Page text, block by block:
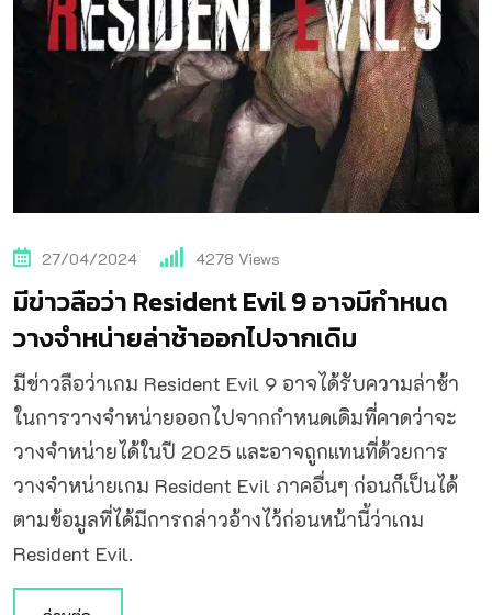
27/04/2024 4278 Views
มีข่าวลือว่า Resident Evil 9 อาจมีกำหนด
วางจำหน่ายล่าช้าออกไปจากเดิม
มีข่าวลือว่าเกม Resident Evil 9 อาจได้รับความล่าช้า
ในการวางจำหน่ายออกไปจากกำหนดเดิมที่คาดว่าจะ
วางจำหน่ายได้ในปี 2025 และอาจถูกแทนที่ด้วยการ
วางจำหน่ายเกม Resident Evil ภาคอื่นๆ ก่อนก็เป็นได้
ตามข้อมูลที่ได้มีการกล่าวอ้างไว้ก่อนหน้านี้ว่าเกม
Resident Evil.